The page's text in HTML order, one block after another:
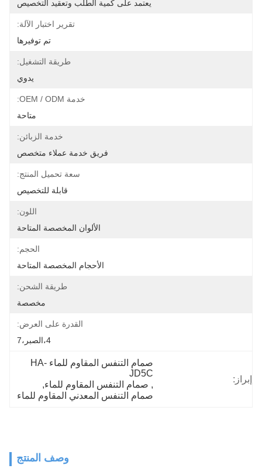
يعتمد على كمية الطلب وتعقيد التخصيص
تقرير اختبار الآلة:
تم توفيرها
طريقة التشغيل:
يدوي
خدمة OEM / ODM:
متاحة
خدمة الزبائن:
فريق خدمة عملاء متخصص
سعة تحميل المنتج:
قابلة للتخصيص
اللون:
الألوان المخصصة المتاحة
الحجم:
الأحجام المخصصة المتاحة
طريقة الشحن:
مخصصة
القدرة على العرض:
4،الصبر،7
إبراز:
صمام التنفس المقاوم للماء HA-
JD5C
, صمام التنفس المقاوم للماء,
صمام التنفس المعدني المقاوم للماء
وصف المنتج